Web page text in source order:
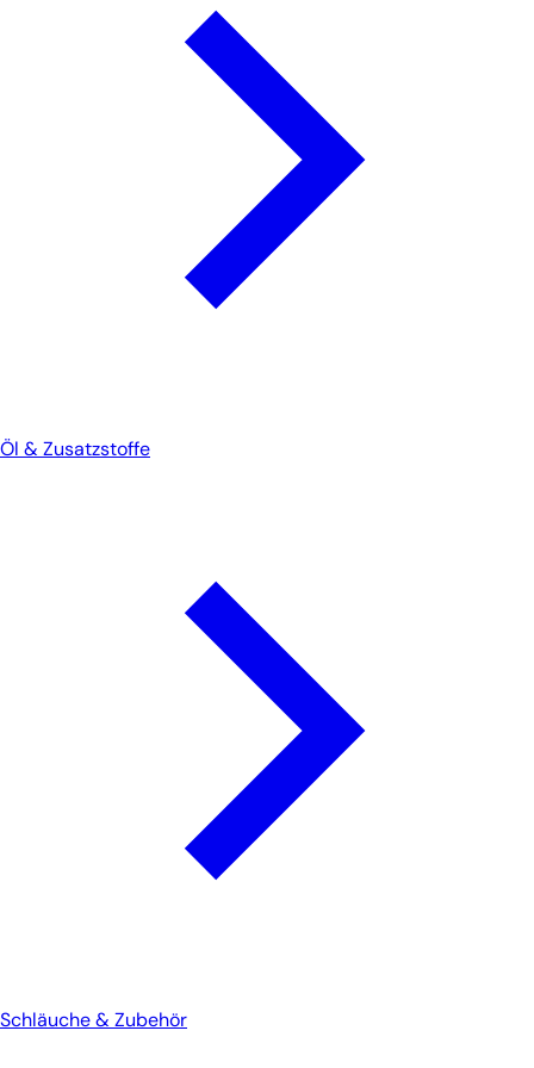
Öl & Zusatzstoffe
Schläuche & Zubehör